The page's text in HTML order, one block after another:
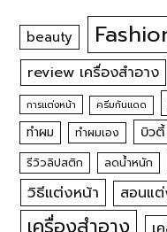
beauty
review เครื่องสำอาง
การแต่งหน้า ครีมกันแดด
ทำผม ทำผมเอง บิวตี้
รีวิวลิปสติก ลดน้ำหนัก
วิธีแต่งหน้า
สอนแ